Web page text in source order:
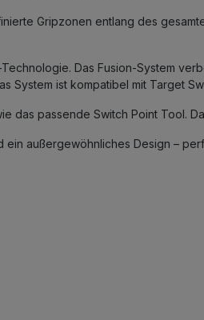
Gripzonen entlang des
Das Fusion-System
ist kompatibel mit Target
das passende Switch Point Tool.
außergewöhnliches Design –